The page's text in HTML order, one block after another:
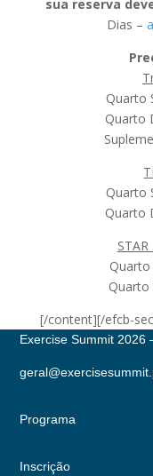
sua reserva
Dias –
Quarto
Quarto
Quarto
Quarto
Quarto
Quarto
[/content][/efcb-
Exercise Summit 2026
Programa
Inscrição